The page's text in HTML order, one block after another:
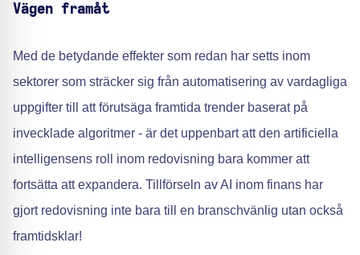
Vägen framåt
Med de betydande effekter som redan har setts inom
sektorer som sträcker sig från automatisering av vardagliga
uppgifter till att förutsäga framtida trender baserat på
invecklade algoritmer - är det uppenbart att den artificiella
intelligensens roll inom redovisning bara kommer att
fortsätta att expandera. Tillförseln av AI inom finans har
gjort redovisning inte bara till en branschvänlig utan också
framtidsklar!